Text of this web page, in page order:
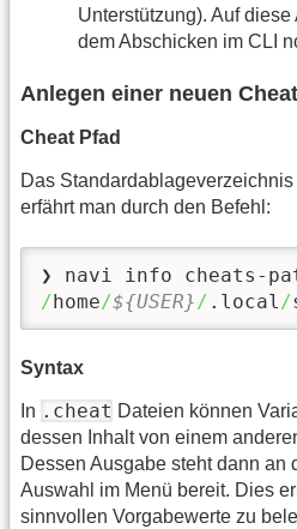
Unterstützung). Auf
dem Abschicken im CLI
Anlegen einer neuen
Cheat Pfad
Das Standardablageverzeichnis
erfährt man durch den Befehl:
/home/${USER} / .local /
Syntax
In .cheat Dateien können
dessen Inhalt von einem
Dessen Ausgabe steht dann
Auswahl im Menü bereit. Dies
sinnvollen Vorgabewerte zu